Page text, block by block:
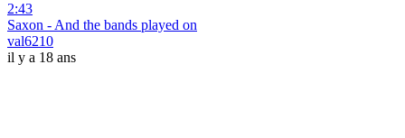
2:43
Saxon - And the bands played on
val6210
il y a 18 ans